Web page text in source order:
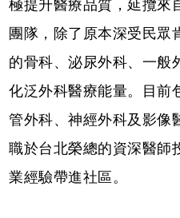
極提升醫療品質，延攬來
團隊，除了原本深受民眾
的骨科、泌尿外科、一般
化泛外科醫療能量。目前
管外科、神經外科及影像
職於台北榮總的資深醫師
業經驗帶進社區。